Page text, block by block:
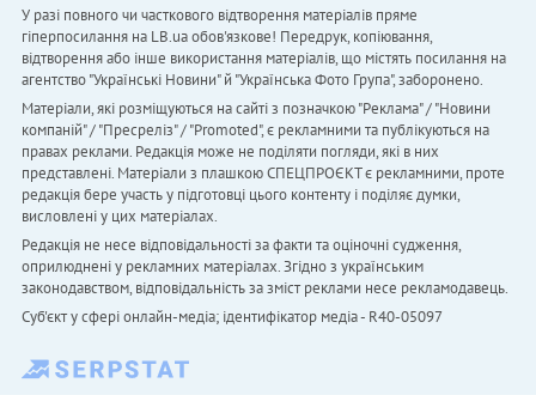
У разі повного чи часткового відтворення матеріалів пряме
гіперпосилання на LB.ua обов'язкове! Передрук, копіювання,
відтворення або інше використання матеріалів, що містять посилання на
агентство "Українськi Новини" й "Українська Фото Група", заборонено.
Матеріали, які розміщуються на сайті з позначкою "Реклама" / "Новини
компаній" / "Пресреліз" / "Promoted", є рекламними та публікуються на
правах реклами. Редакція може не поділяти погляди, які в них
представлені. Матеріали з плашкою СПЕЦПРОЄКТ є рекламними, проте
редакція бере участь у підготовці цього контенту і поділяє думки,
висловлені у цих матеріалах.
Редакція не несе відповідальності за факти та оціночні судження,
оприлюднені у рекламних матеріалах. Згідно з українським
законодавством, відповідальність за зміст реклами несе рекламодавець.
Cуб'єкт у сфері онлайн-медіа; ідентифікатор медіа - R40-05097